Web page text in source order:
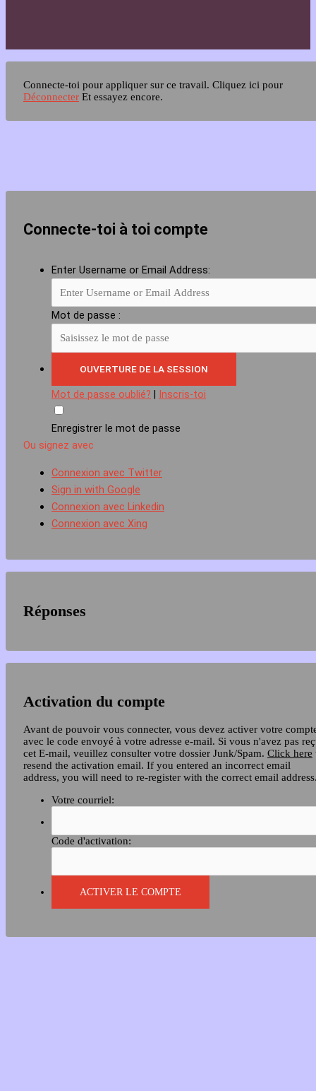
Connecte-toi pour appliquer sur ce travail. Cliquez ici pour
Déconnecter Et essayez encore.
Connecte-toi à toi compte
Enter Username or Email Address:
Mot de passe :
Mot de passe oublié? Inscris-toi
Enregistrer le mot de passe
Ou signez avec
Connexion avec Twitter
Sign in with Google
Connexion avec Linkedin
Connexion avec Xing
Réponses
Activation du compte
Avant de pouvoir vous connecter, vous devez activer votre
avec le code envoyé à votre adresse e-mail. Si vous n'avez pas
cet E-mail, veuillez consulter votre dossier Junk/Spam. Click here
resend the activation email. If you entered an incorrect email
address, you will need to re-register with the correct email
Votre courriel:
Code d'activation: